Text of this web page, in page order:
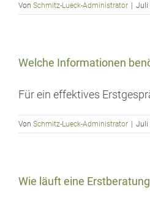
Von Schmitz-Lueck-Administrator Juli
Welche Informationen
Für ein effektives
Von Schmitz-Lueck-Administrator Juli
Wie läuft eine